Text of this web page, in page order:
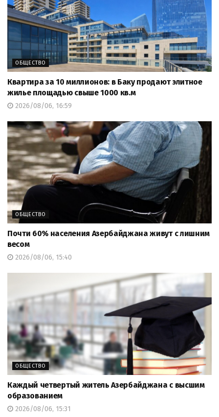
ОБЩЕСТВО
Квартира за 10 миллионов: в Баку продают элитное
жилье площадью свыше 1000 кв.м
2026/08/06, 16:59
ОБЩЕСТВО
Почти 60% населения Азербайджана живут с лишним
весом
2026/08/06, 15:40
ОБЩЕСТВО
Каждый четвертый житель Азербайджана с высшим
образованием
2026/08/06, 15:31